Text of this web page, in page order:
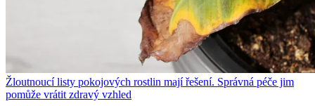
Žloutnoucí listy pokojových rostlin mají řešení. Správná péče jim
pomůže vrátit zdravý vzhled